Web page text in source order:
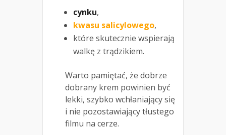
cynku,
kwasu salicylowego,
które skutecznie wspierają
walkę z trądzikiem.
Warto pamiętać, że dobrze
dobrany krem powinien być
lekki, szybko wchłaniający się
i nie pozostawiający tłustego
filmu na cerze.